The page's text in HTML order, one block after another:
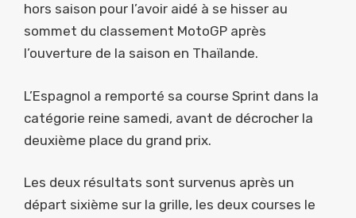
hors saison pour l’avoir aidé à se hisser au
sommet du classement MotoGP après
l’ouverture de la saison en Thaïlande.
L’Espagnol a remporté sa course Sprint dans la
catégorie reine samedi, avant de décrocher la
deuxième place du grand prix.
Les deux résultats sont survenus après un
départ sixième sur la grille, les deux courses le